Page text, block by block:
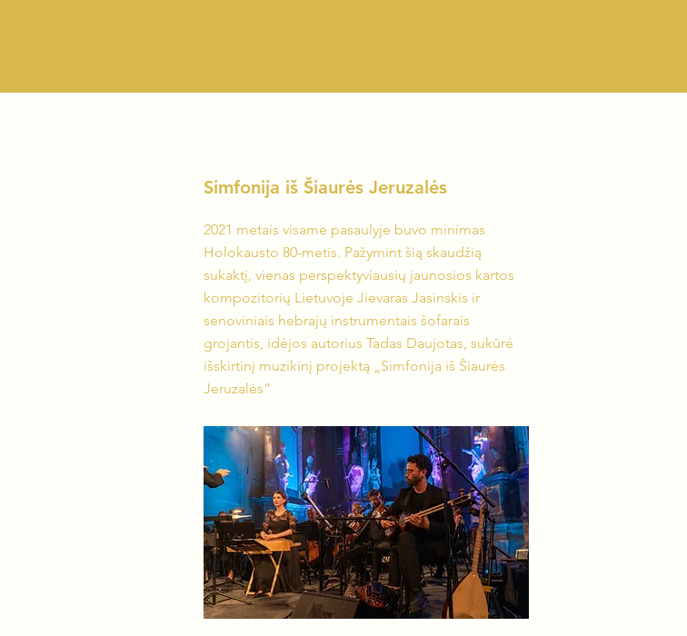
Simfonija iš Šiaurės Jeruzalės
2021 metais visame pasaulyje buvo minimas
Holokausto 80-metis. Pažymint šią skaudžią
sukaktį, vienas perspektyviausių jaunosios kartos
kompozitorių Lietuvoje Jievaras Jasinskis ir
senoviniais hebrajų instrumentais šofarais
grojantis, idėjos autorius Tadas Daujotas, sukūrė
išskirtinį muzikinį projektą „Simfonija iš Šiaurės
Jeruzalės”